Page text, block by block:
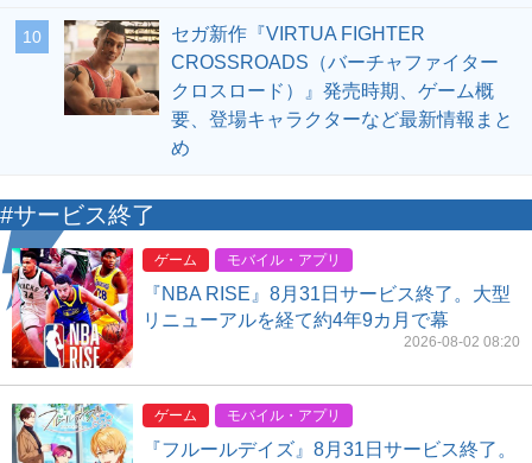
10
セガ新作『VIRTUA FIGHTER
CROSSROADS（バーチャファイター
クロスロード）』発売時期、ゲーム概
要、登場キャラクターなど最新情報まと
め
#サービス終了
ゲーム モバイル・アプリ
『NBA RISE』8月31日サービス終了。大型
リニューアルを経て約4年9カ月で幕
2026-08-02 08:20
ゲーム モバイル・アプリ
『フルールデイズ』8月31日サービス終了。